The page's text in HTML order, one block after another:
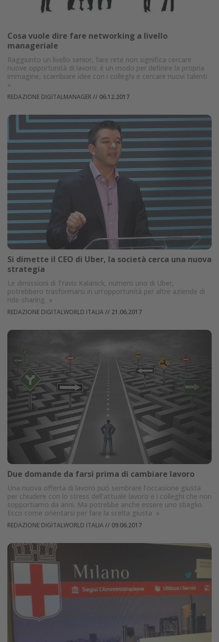
Cosa vuole dire fare networking a livello
manageriale
Raggiunto un livello senior, fare rete non significa cercare
nuove opportunità di lavoro: è un modo per definire la propria
immagine, scambiare idee con i colleghi e cercare nuovi talenti
»
REDAZIONE DIGITALMANAGER// 06.12.2017
Si dimette il CEO di Uber, la società cerca una nuova
strategia
Le dimissioni di Travis Kalanick, numero uno di Uber,
potrebbero trasformarsi in un’opportunità per altre aziende di
ride-sharing »
REDAZIONE DIGITALWORLD ITALIA// 21.06.2017
Due domande da farsi prima di cambiare lavoro
Una nuova offerta di lavoro può sembrare l’occasione giusta
per chiudere con lo stress dell’attuale lavoro e i colleghi che non
sopportiamo da anni. Ma potrebbe anche essere uno sbaglio.
Ecco come orientarsi per fare la scelta giusta »
REDAZIONE DIGITALWORLD ITALIA// 09.06.2017